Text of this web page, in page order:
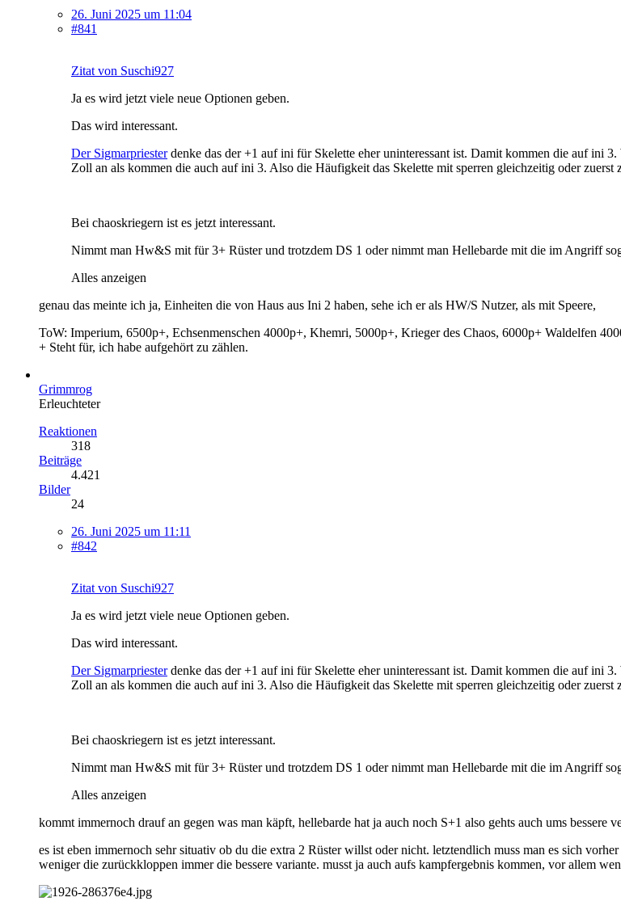
26. Juni 2025 um 11:04
#841
Zitat von Suschi927
Ja es wird jetzt viele neue Optionen geben.
Das wird interessant.
Der Sigmarpriesterdenke das der +1 auf ini für Skelette eher uninteressant ist. Damit kommen die auf ini
Zoll an als kommen die auch auf ini 3. Also die Häufigkeit das Skelette mit sperren gleichzeitig oder zuerst
Bei chaoskriegern ist es jetzt interessant.
Nimmt man Hw&S mit für 3+ Rüster und trotzdem DS 1 oder nimmt man Hellebarde mit die im Angriff
Alles anzeigen
genau das meinte ich ja, Einheiten die von Haus aus Ini 2 haben, sehe ich er als HW/S Nutzer, als mit Speere,
ToW: Imperium, 6500p+, Echsenmenschen 4000p+, Khemri, 5000p+, Krieger des Chaos, 6000p+ Waldelfen
+ Steht für, ich habe aufgehört zu zählen.
Grimmrog
Erleuchteter
Reaktionen
318
Beiträge
4.421
Bilder
24
26. Juni 2025 um 11:11
#842
Zitat von Suschi927
Ja es wird jetzt viele neue Optionen geben.
Das wird interessant.
Der Sigmarpriesterdenke das der +1 auf ini für Skelette eher uninteressant ist. Damit kommen die auf ini
Zoll an als kommen die auch auf ini 3. Also die Häufigkeit das Skelette mit sperren gleichzeitig oder zuerst
Bei chaoskriegern ist es jetzt interessant.
Nimmt man Hw&S mit für 3+ Rüster und trotzdem DS 1 oder nimmt man Hellebarde mit die im Angriff
Alles anzeigen
kommt immernoch drauf an gegen was man käpft, hellebarde hat ja auch noch S+1 also gehts auch ums bessere
es ist eben immernoch sehr situativ ob du die extra 2 Rüster willst oder nicht. letztendlich muss man es sich
weniger die zurückkloppen immer die bessere variante. musst ja auch aufs kampfergebnis kommen, vor allem